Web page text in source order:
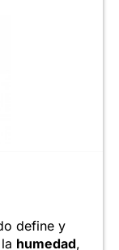
define y
humedad,